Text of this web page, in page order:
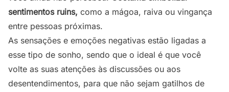
sentimentos ruins, como a mágoa, raiva ou vingança
entre pessoas próximas.
As sensações e emoções negativas estão ligadas a
esse tipo de sonho, sendo que o ideal é que você
volte as suas atenções às discussões ou aos
desentendimentos, para que não sejam gatilhos de